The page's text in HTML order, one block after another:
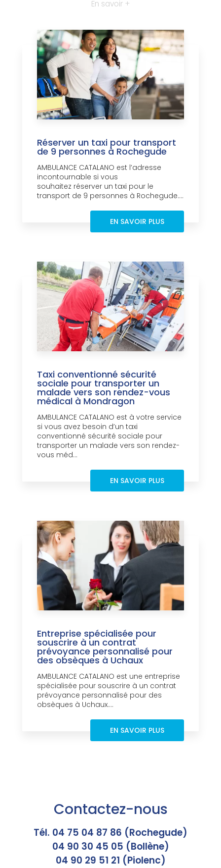
En savoir +
Réserver un taxi pour transport
de 9 personnes à Rochegude
AMBULANCE CATALANO est l’adresse
incontournable si vous
souhaitez réserver un taxi pour le
transport de 9 personnes à Rochegude....
EN SAVOIR PLUS
Taxi conventionné sécurité
sociale pour transporter un
malade vers son rendez-vous
médical à Mondragon
AMBULANCE CATALANO est à votre service
si vous avez besoin d’un taxi
conventionné sécurité sociale pour
transporter un malade vers son rendez-
vous méd...
EN SAVOIR PLUS
Entreprise spécialisée pour
souscrire à un contrat
prévoyance personnalisé pour
des obsèques à Uchaux
AMBULANCE CATALANO est une entreprise
spécialisée pour souscrire à un contrat
prévoyance personnalisé pour des
obsèques à Uchaux....
EN SAVOIR PLUS
Contactez-nous
Tél. 04 75 04 87 86 (Rochegude)
04 90 30 45 05 (Bollène)
04 90 29 51 21 (Piolenc)